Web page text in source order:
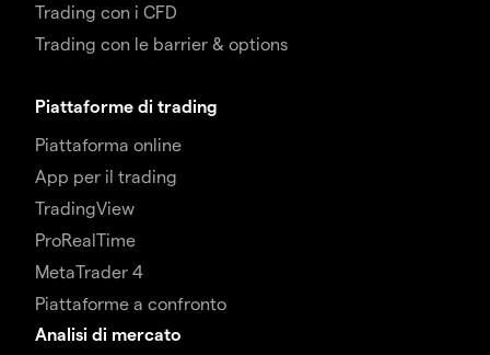
Trading con i CFD
Trading con le barrier & options
Piattaforme di trading
Piattaforma online
App per il trading
TradingView
ProRealTime
MetaTrader 4
Piattaforme a confronto
Analisi di mercato